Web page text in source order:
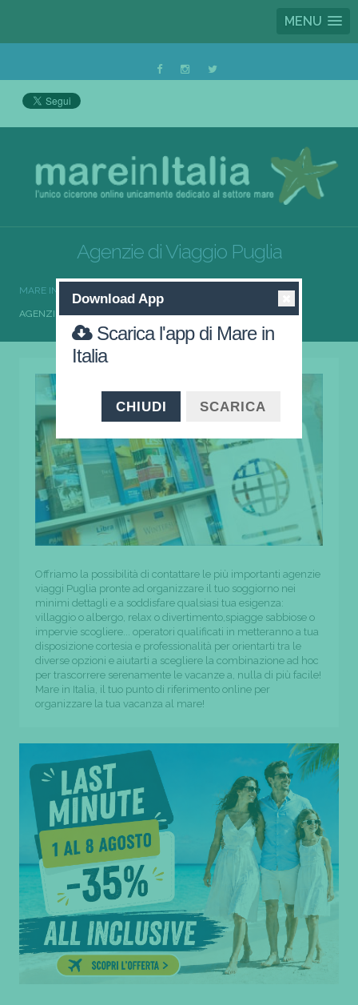
MENU
Agenzie di Viaggio Puglia
MARE IN ITALIA
AGENZIE DI VIAGGIO PUGLIA
Offriamo la possibilità di contattare le più importanti agenzie
viaggi Puglia pronte ad organizzare il tuo soggiorno nei
minimi dettagli e a soddisfare qualsiasi tua esigenza:
villaggio o albergo, relax o divertimento,spiagge sabbiose o
impervie scogliere... operatori qualificati in metteranno a tua
disposizione cortesia e professionalità per orientarti tra le
diverse opzioni e aiutarti a scegliere la combinazione ad hoc
per trascorrere serenamente le vacanze a, nulla di più facile!
Mare in Italia, il tuo punto di riferimento online per
organizzare la tua vacanza al mare!
Download App
Scarica l'app di Mare in
Italia
CHIUDI SCARICA